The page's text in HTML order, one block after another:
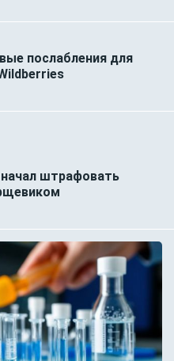
послабления для
штрафовать